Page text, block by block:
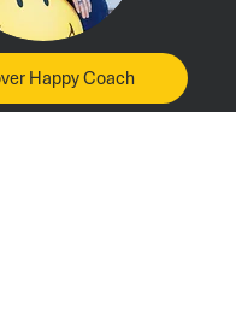
Happy Coach